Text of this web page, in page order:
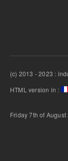
(c) 2013 - 2023 :
HTML version in :
Friday 7th of